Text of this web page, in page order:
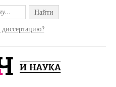
Найти
диссертацию?